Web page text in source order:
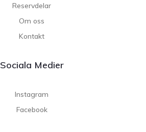
Reservdelar
Om oss
Kontakt
Sociala Medier
Instagram
Facebook